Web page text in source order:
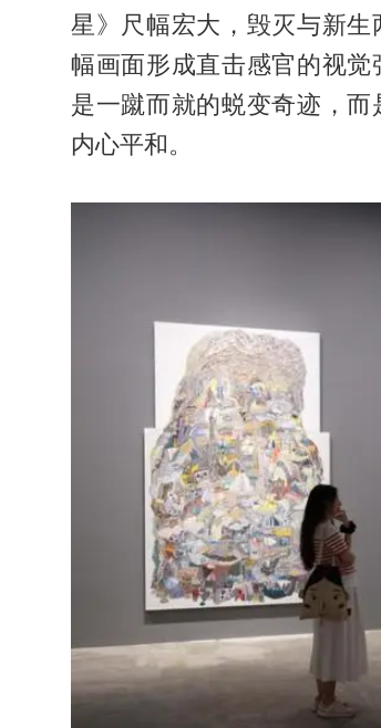
星》尺幅宏大，毁灭与新
幅画面形成直击感官的视
是一蹴而就的蜕变奇迹，
内心平和。